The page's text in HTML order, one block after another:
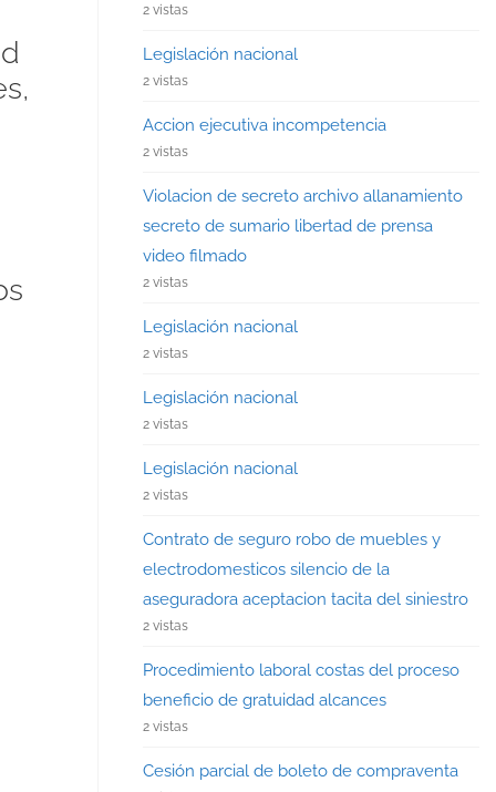
2 vistas
Legislación nacional
2 vistas
Accion ejecutiva incompetencia
2 vistas
Violacion de secreto archivo allanamiento
secreto de sumario libertad de prensa
video filmado
2 vistas
Legislación nacional
2 vistas
Legislación nacional
2 vistas
Legislación nacional
2 vistas
Contrato de seguro robo de muebles y
electrodomesticos silencio de la
aseguradora aceptacion tacita del siniestro
2 vistas
Procedimiento laboral costas del proceso
beneficio de gratuidad alcances
2 vistas
Cesión parcial de boleto de compraventa